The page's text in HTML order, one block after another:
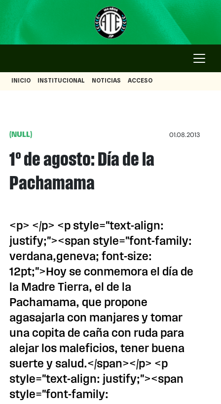
INICIO INSTITUCIONAL NOTICIAS ACCESO
(NULL) 01.08.2013
1º de agosto: Día de la
Pachamama
<p> </p> <p style="text-align:
justify;"><span style="font-family:
verdana,geneva; font-size:
12pt;">Hoy se conmemora el día de
la Madre Tierra, el de la
Pachamama, que propone
agasajarla con manjares y tomar
una copita de caña con ruda para
alejar los maleficios, tener buena
suerte y salud.</span></p> <p
style="text-align: justify;"><span
style="font-family: